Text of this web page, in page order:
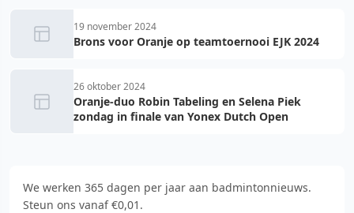
19 november 2024
Brons voor Oranje op teamtoernooi EJK 2024
26 oktober 2024
Oranje-duo Robin Tabeling en Selena Piek
zondag in finale van Yonex Dutch Open
We werken 365 dagen per jaar aan badmintonnieuws.
Steun ons vanaf €0,01.